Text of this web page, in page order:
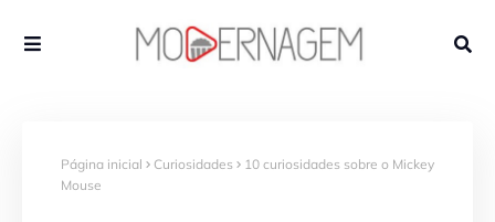
Página inicial Curiosidades
10 curiosidades sobre o Mickey
Mouse